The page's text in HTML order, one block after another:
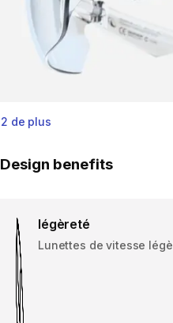
2 de plus
Design benefits
légèreté
Lunettes de vitesse